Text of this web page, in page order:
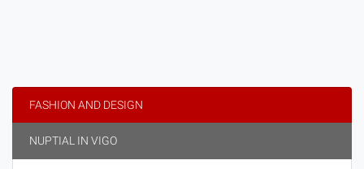
FASHION AND DESIGN
NUPTIAL IN VIGO